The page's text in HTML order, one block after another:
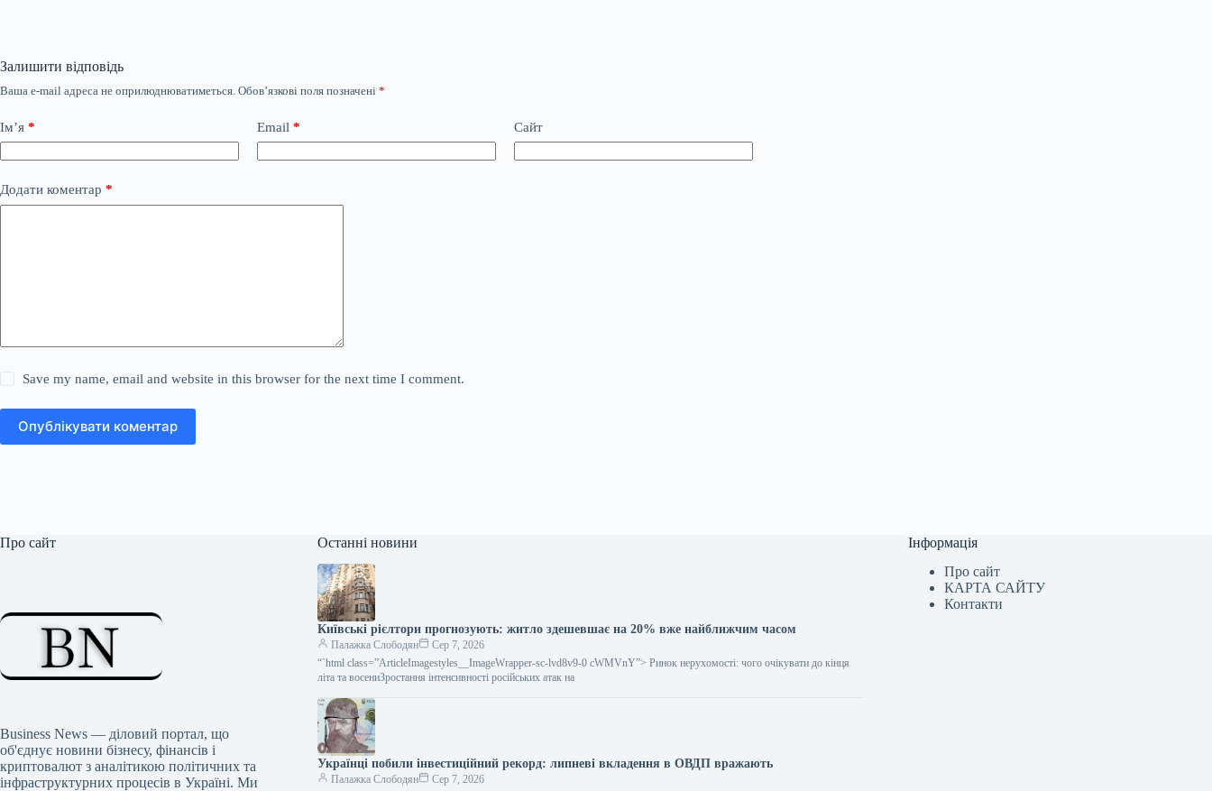
Залишити відповідь
Ваша e-mail адреса не оприлюднюватиметься. Обов’язкові поля позначені *
Ім’я * Email * Сайт
Додати коментар *
Save my name, email and website in this browser for the next time I comment.
Опублікувати коментар
Про сайт
Business News — діловий портал, що
об'єднує новини бізнесу, фінансів і
криптовалют з аналітикою політичних та
інфраструктурних процесів в Україні. Ми
Останні новини
Київські рієлтори прогнозують: житло здешевшає на 20% вже найближчим часом
Палажка Слободян
Сер 7, 2026
“`html class=”ArticleImagestyles__ImageWrapper-sc-lvd8v9-0 cWMVnY”> Ринок нерухомості: чого очікувати до кінця
літа та восениЗростання інтенсивності російських атак на
Українці побили інвестиційний рекорд: липневі вкладення в ОВДП вражають
Палажка Слободян Сер 7, 2026
Інформація
Про сайт
КАРТА САЙТУ
Контакти